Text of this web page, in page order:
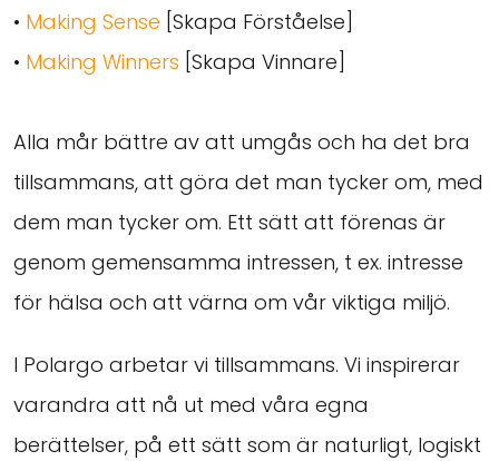
• Making Sense [Skapa Förståelse]
• Making Winners [Skapa Vinnare]
Alla mår bättre av att umgås och ha det bra
tillsammans, att göra det man tycker om, med
dem man tycker om. Ett sätt att förenas är
genom gemensamma intressen, t ex. intresse
för hälsa och att värna om vår viktiga miljö.
I Polargo arbetar vi tillsammans. Vi inspirerar
varandra att nå ut med våra egna
berättelser, på ett sätt som är naturligt, logiskt